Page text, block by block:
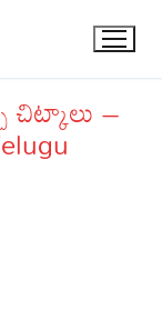
చిట్కాలు –